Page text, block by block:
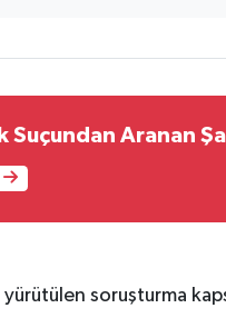
Suçundan Aranan
yürütülen soruşturma